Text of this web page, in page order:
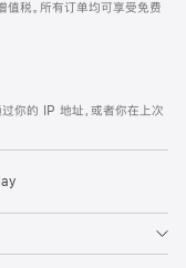
值税。所有订单均可享受免费
你的 IP 地址，或者你在上次